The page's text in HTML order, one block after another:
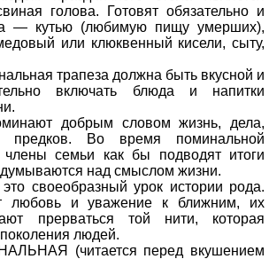
голова. Готовят обязательно и
— кутью (любимую пищу умерших),
или клюквенный кисели, сыту,
трапеза должна быть вкусной и
включать блюда и напитки
добрым словом жизнь, дела,
предков. Во время поминальной
семьи как бы подводят итоги
над смыслом жизни.
своеобразный урок истории рода.
любовь и уважение к ближним, их
прерваться той нити, которая
людей.
(читается перед вкушением